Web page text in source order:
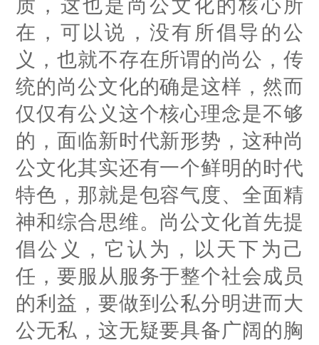
质，这也是尚公文化的核心所
在，可以说，没有所倡导的公
义，也就不存在所谓的尚公，传
统的尚公文化的确是这样，然而
仅仅有公义这个核心理念是不够
的，面临新时代新形势，这种尚
公文化其实还有一个鲜明的时代
特色，那就是包容气度、全面精
神和综合思维。尚公文化首先提
倡公义，它认为，以天下为己
任，要服从服务于整个社会成员
的利益，要做到公私分明进而大
公无私，这无疑要具备广阔的胸